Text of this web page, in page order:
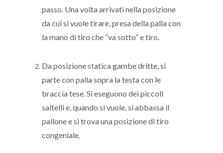
passo. Una volta arrivati nella posizione
da cui si vuole tirare, presa della palla con
la mano di tiro che “va sotto” e tiro.
Da posizione statica gambe dritte, si
parte con palla sopra la testa con le
braccia tese. Si eseguono dei piccoli
saltelli e, quando si vuole, si abbassa il
pallone e si trova una posizione di tiro
congeniale.